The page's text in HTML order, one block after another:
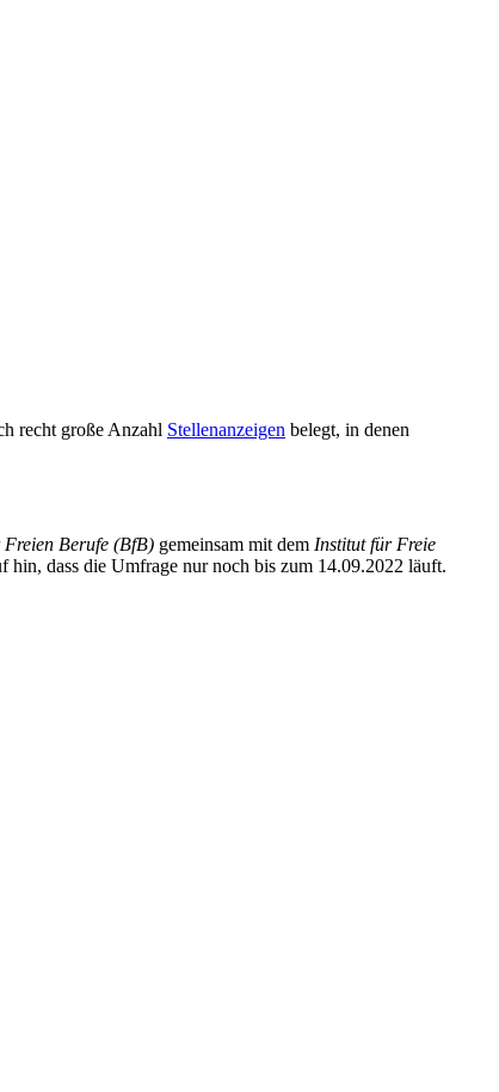
recht große Anzahl Stellenanzeigen belegt, in denen
Freien Berufe (BfB) gemeinsam mit dem Institut für Freie
hin, dass die Umfrage nur noch bis zum 14.09.2022 läuft.